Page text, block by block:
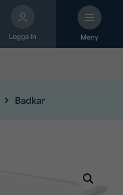
Logga in Meny
Badkar